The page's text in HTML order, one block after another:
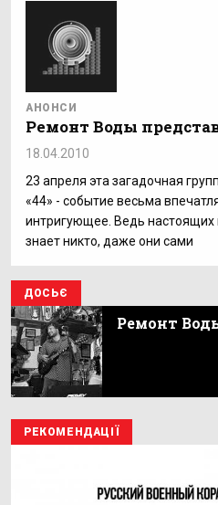
АНОНСИ
Ремонт Воды
18.04.2010
23 апреля эта загадочная
«44» - событие весьма
интригующее. Ведь настоящих
знает никто, даже они сами
ДОСЬЄ
Ремонт
РЕКОМЕНДАЦІЇ